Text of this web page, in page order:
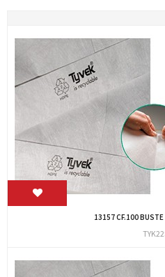
13157 CF.100 BUSTE